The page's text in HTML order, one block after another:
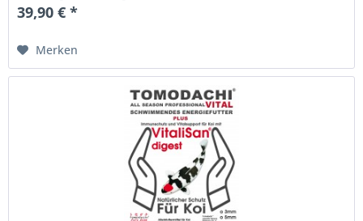
39,90 € *
Merken